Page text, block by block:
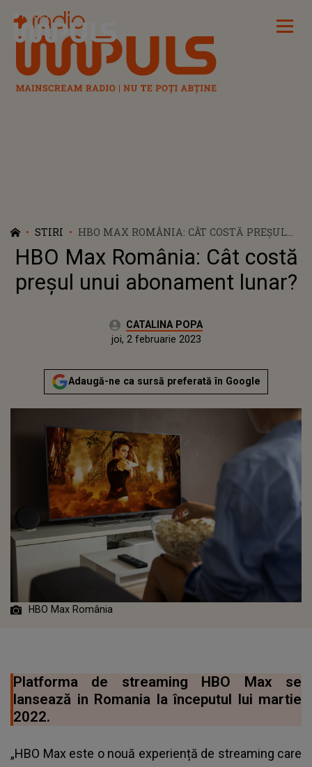
Radio Impuls
STIRI
HBO MAX ROMÂNIA: CÂT COSTĂ PREŞUL
UNUI ABONAMENT LUNAR?
HBO Max România: Cât costă
preşul unui abonament lunar?
Autor:CATALINA POPA
miercuri, 2 februarie 2022Actualizat:
joi, 2 februarie 2023
Adaugă-ne ca sursă preferată în Google
HBO Max România
Platforma de streaming HBO Max se
lansează in Romania la începutul lui martie
2022.
„HBO Max este o nouă experiență de streaming care